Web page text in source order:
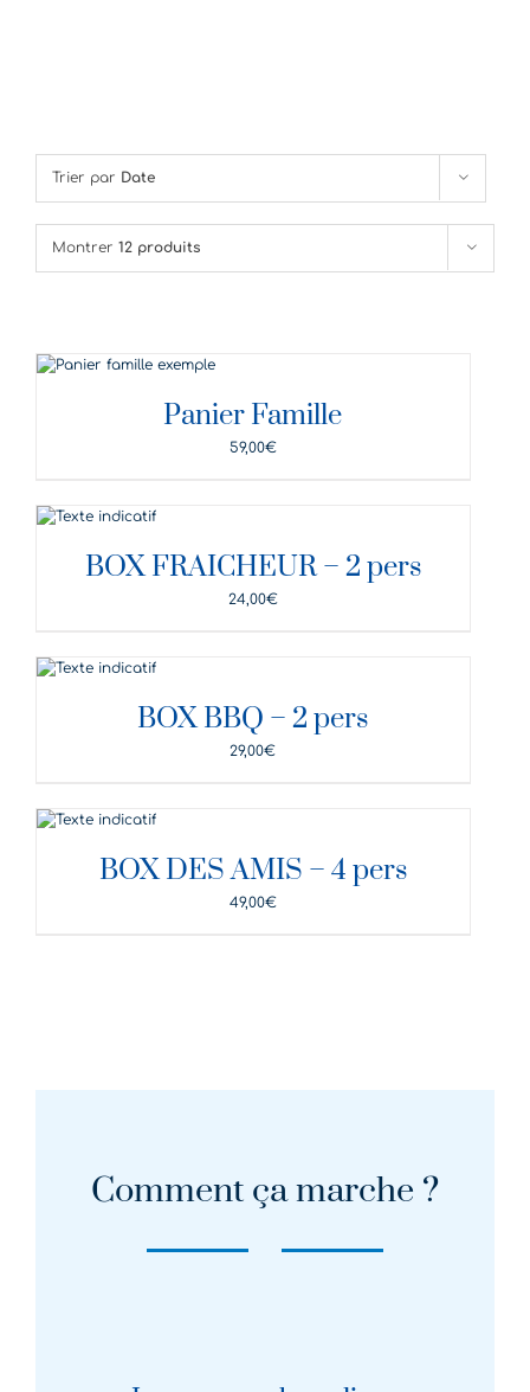
Trier par Date
Montrer 12 produits
DÉTAILS
Panier Famille
59,00€
DÉTAILS
BOX FRAICHEUR – 2 pers
24,00€
DÉTAILS
BOX BBQ – 2 pers
29,00€
DÉTAILS
BOX DES AMIS – 4 pers
49,00€
Comment ça marche ?